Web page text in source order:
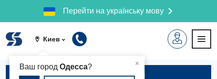
Перейти на українську мову
Киев
×
Ваш город Одесса?
Записаться на приём